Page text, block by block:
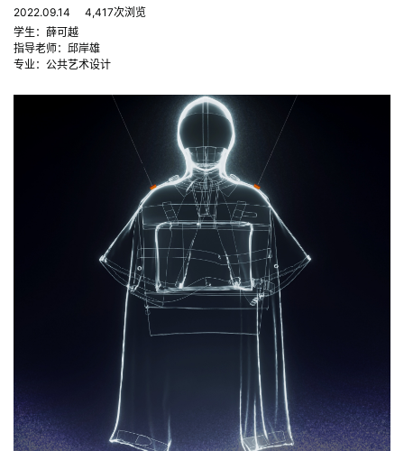
2022.09.14
4,417次浏览
学生：薛可越
指导老师：邱岸雄
专业：公共艺术设计